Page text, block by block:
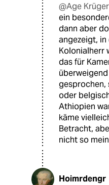
@Age
ein
dann aber
angezeigt, in
Kolonialherr
das für
gesprochen,
oder
Athiopien
käme
Betracht,
nicht so
Hoimrdengr